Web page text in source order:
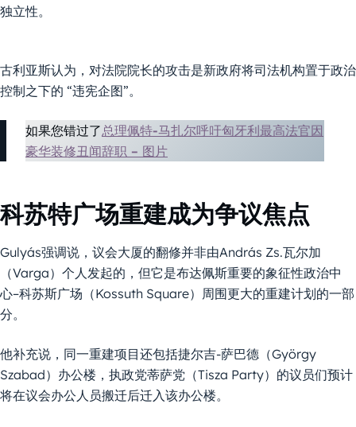
独立性。
古利亚斯认为，对法院院长的攻击是新政府将司法机构置于政治
控制之下的 “违宪企图”。
如果您错过了总理佩特-马扎尔呼吁匈牙利最高法官因
豪华装修丑闻辞职 – 图片
科苏特广场重建成为争议焦点
Gulyás强调说，议会大厦的翻修并非由András Zs.瓦尔加
（Varga）个人发起的，但它是布达佩斯重要的象征性政治中
心–科苏斯广场（Kossuth Square）周围更大的重建计划的一部
分。
他补充说，同一重建项目还包括捷尔吉-萨巴德（György
Szabad）办公楼，执政党蒂萨党（Tisza Party）的议员们预计
将在议会办公人员搬迁后迁入该办公楼。